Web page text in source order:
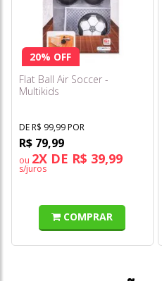
20% OFF
Flat Ball Air Soccer -
Multikids
DE R$ 99,99 POR
R$ 79,99
ou 2X DE R$ 39,99
s/juros
COMPRAR